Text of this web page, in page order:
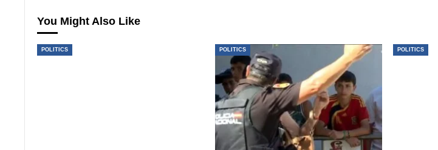
You Might Also Like
POLITICS POLITICS POLITICS